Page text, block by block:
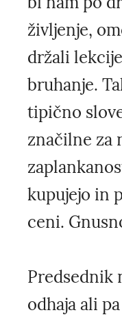
življenje,
držali
bruhanje.
tipično
značilne za
kupujejo in
ceni.
Predsednik
odhaja ali